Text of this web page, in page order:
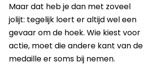
Maar dat heb je dan met zoveel
jolijt: tegelijk loert er altijd wel een
gevaar om de hoek. Wie kiest voor
actie, moet die andere kant van de
medaille er soms bij nemen.